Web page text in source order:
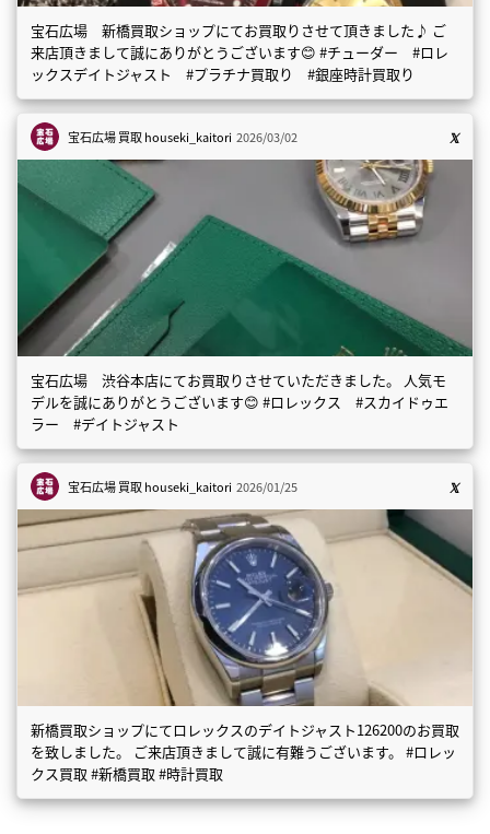
宝石広場 新橋買取ショップにてお買取りさせて頂きました♪ ご
来店頂きまして誠にありがとうございます😊 #チューダー #ロレ
ックスデイトジャスト #プラチナ買取り #銀座時計買取り
宝石広場 買取houseki_kaitori 2026/03/02
宝石広場 渋谷本店にてお買取りさせていただきました。 人気モ
デルを誠にありがとうございます😊 #ロレックス #スカイドゥエ
ラー #デイトジャスト
宝石広場 買取houseki_kaitori 2026/01/25
新橋買取ショップにてロレックスのデイトジャスト126200のお買取
を致しました。 ご来店頂きまして誠に有難うございます。 #ロレッ
クス買取 #新橋買取 #時計買取